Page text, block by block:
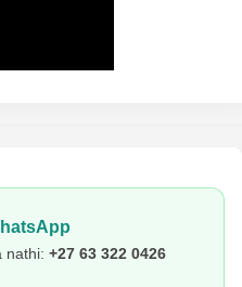
nathi: +27 63 322 0426